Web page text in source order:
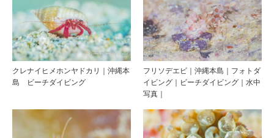
クレナイヒメホンヤドカリ｜沖縄本
島 ビーチダイビング
フリソデエビ｜沖縄本島｜フォトダ
イビング｜ビーチダイビング｜水中
写真｜